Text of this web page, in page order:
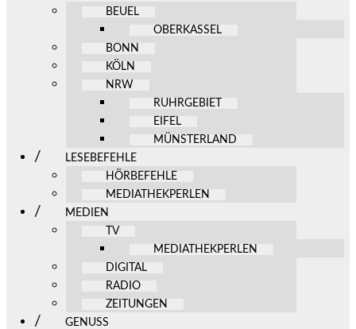
BEUEL
OBERKASSEL
BONN
KÖLN
NRW
RUHRGEBIET
EIFEL
MÜNSTERLAND
LESEBEFEHLE
HÖRBEFEHLE
MEDIATHEKPERLEN
MEDIEN
TV
MEDIATHEKPERLEN
DIGITAL
RADIO
ZEITUNGEN
GENUSS